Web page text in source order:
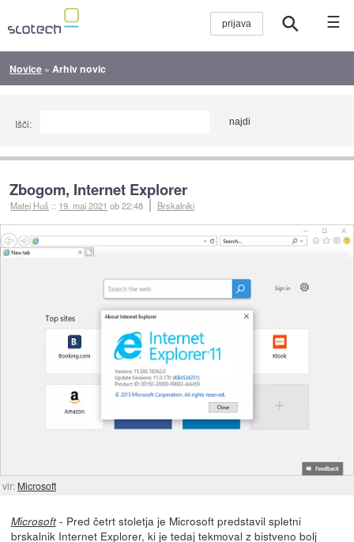
☰
Novice » Arhiv novic
Išči:
Zbogom, Internet Explorer
Matej Huš :: 19. maj 2021 ob 22:48 Brskalniki
vir: Microsoft
Microsoft- Pred četrt stoletja je Microsoft predstavil spletni
brskalnik Internet Explorer, ki je tedaj tekmoval z bistveno bolj